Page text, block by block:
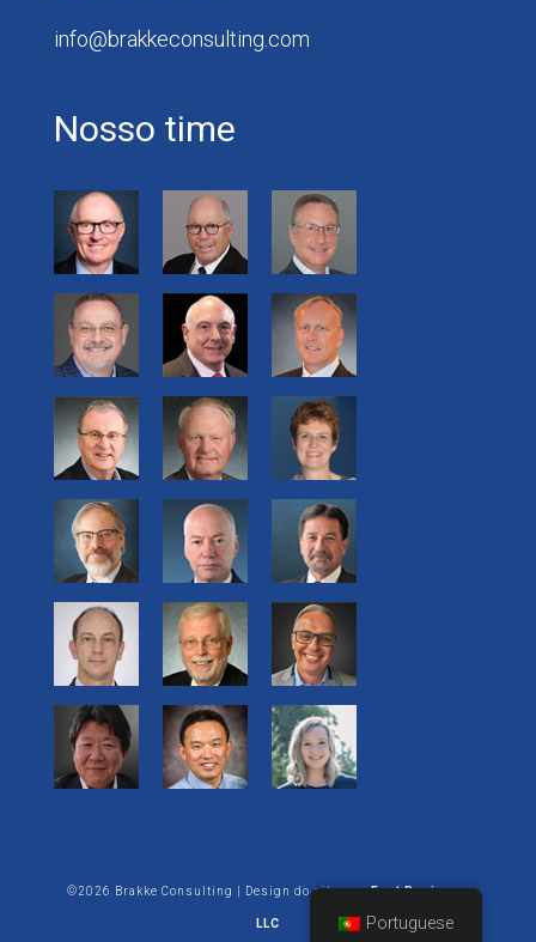
info@brakkeconsulting.com
Nosso time
©2026 Brakke Consulting | Design do site por:Enet Business
LLC Portuguese